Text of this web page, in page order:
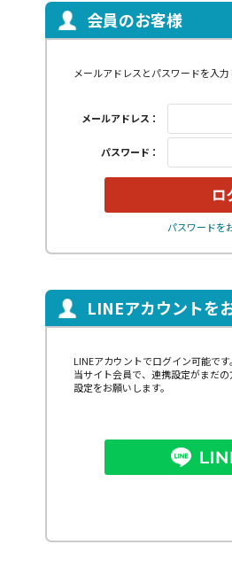
会員のお客様
メールアドレスとパスワードを入力
メールアドレス：
パスワード：
パスワードを
LINEアカウントを
LINEアカウントでログイン可能です。
当サイト会員で、連携設定がまだ
設定をお願いします。